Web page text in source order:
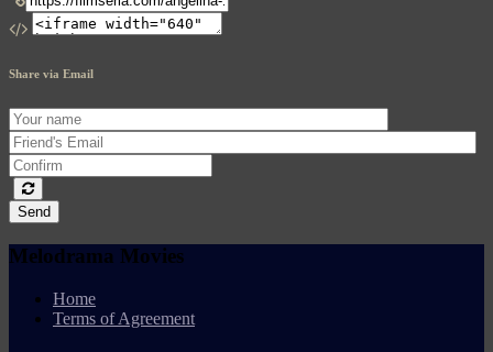
Share via Email
Send
Melodrama Movies
Home
Terms of Agreement